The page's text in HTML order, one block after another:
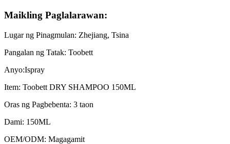
Maikling Paglalarawan:
Lugar ng Pinagmulan: Zhejiang, Tsina
Pangalan ng Tatak: Toobett
Anyo:Ispray
Item: Toobett DRY SHAMPOO 150ML
Oras ng Pagbebenta: 3 taon
Dami: 150ML
OEM/ODM: Magagamit